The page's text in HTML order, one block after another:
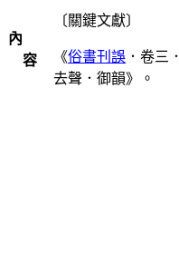
內
容
〔關鍵文獻〕
《俗書刊誤 ．卷三．
去聲．御韻》。